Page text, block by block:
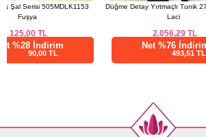
Düğme Detay Yırtmaçlı Tunik 2716AYD574
Net %76 İndirim
Aksesuar